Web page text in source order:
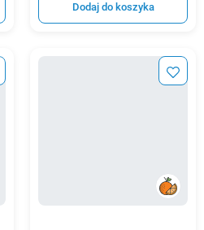
Dodaj do koszyka